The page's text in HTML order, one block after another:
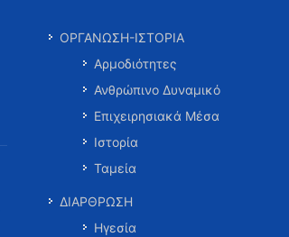
ΟΡΓΑΝΩΣΗ-ΙΣΤΟΡΙΑ
Αρμοδιότητες
Ανθρώπινο Δυναμικό
Επιχειρησιακά Μέσα
Ιστορία
Ταμεία
ΔΙΑΡΘΡΩΣΗ
Ηγεσία